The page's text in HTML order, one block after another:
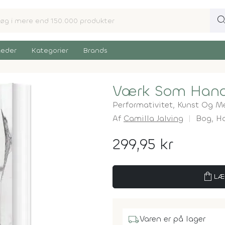
Kategorier Brands
Værk Som
Performativitet, Kunst Og
Af Camilla Jalving Bog,
299,95 kr
shopping_bag
local_shippingVaren er på lager